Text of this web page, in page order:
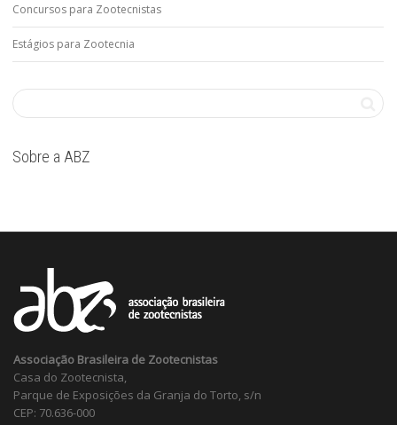
Concursos para Zootecnistas
Estágios para Zootecnia
Sobre a ABZ
Associação Brasileira de Zootecnistas
Casa do Zootecnista,
Parque de Exposições da Granja do Torto, s/n
CEP: 70.636-000